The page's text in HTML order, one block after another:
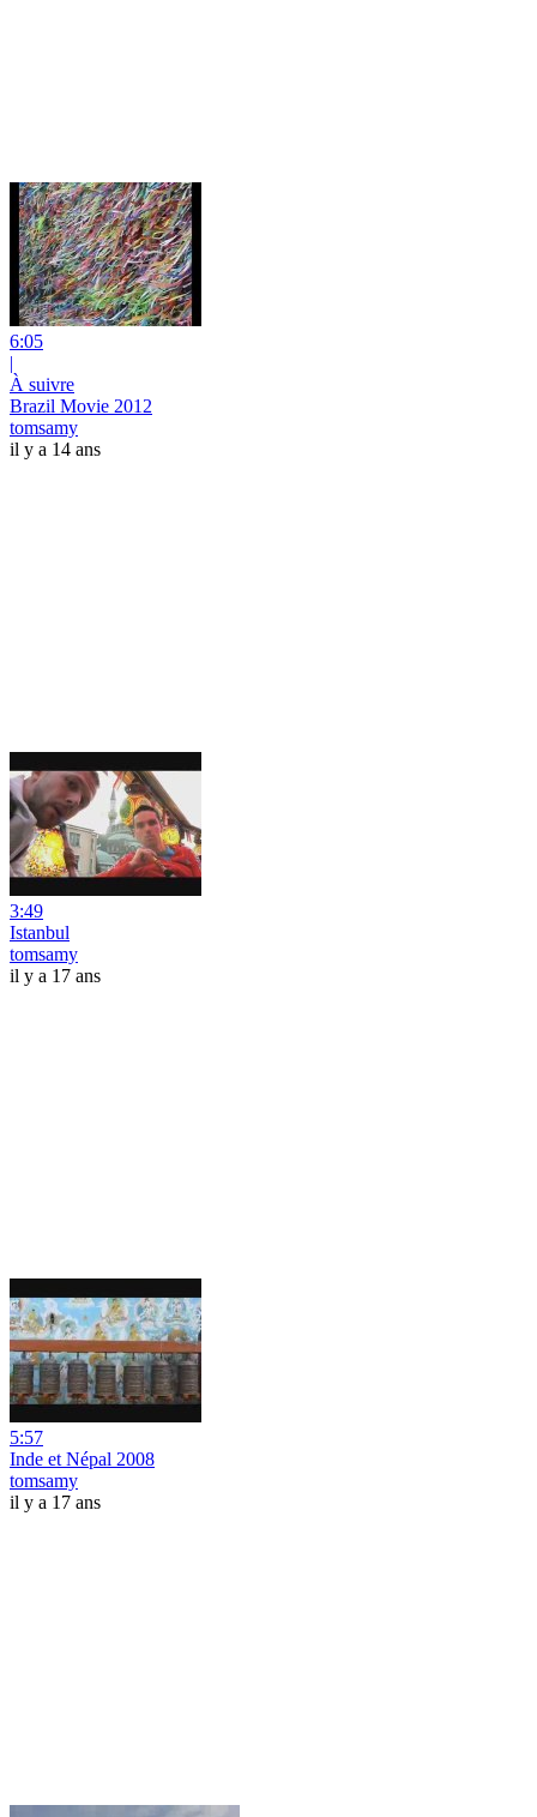
6:05
|
À suivre
Brazil Movie 2012
tomsamy
il y a 14 ans
3:49
Istanbul
tomsamy
il y a 17 ans
5:57
Inde et Népal 2008
tomsamy
il y a 17 ans